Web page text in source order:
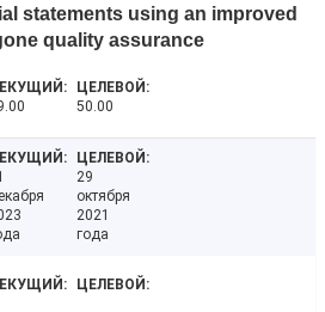
statements using an improved
quality assurance
50.00
29
октября
2021
года